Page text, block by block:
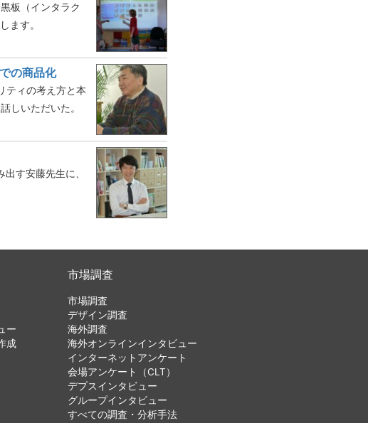
板（インタラク
ます。
の商品化
ティの考え方と本
しいただいた。
す安藤先生に、
ー
成
市場調査
市場調査
デザイン調査
海外調査
海外オンラインインタビュー
インターネットアンケート
会場アンケート（CLT）
デプスインタビュー
グループインタビュー
すべての調査・分析手法